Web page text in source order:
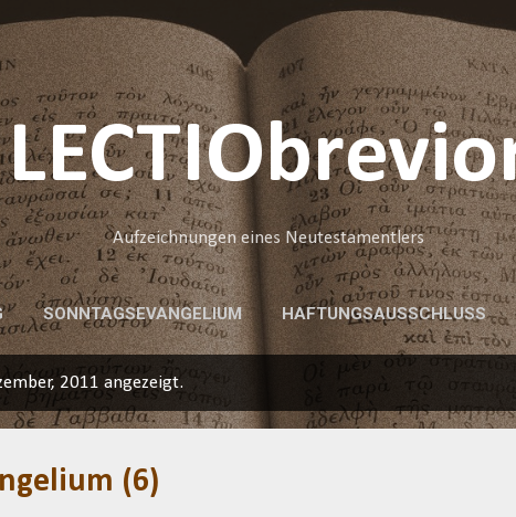
Direkt zum Hauptbereich
Aufzeichnungen eines Neutestamentlers
SONNTAGSEVANGELIUM HAFTUNGSAUSSCHLUSS
2011 angezeigt.
(6)